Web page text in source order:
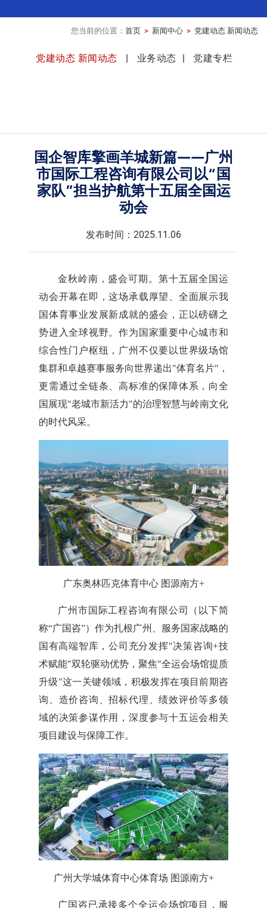
您当前的位置： 首页 > 新闻中心 > 党建动态 新闻动态
党建动态 新闻动态 业务动态 党建专栏
国企智库擎画羊城新篇——广州
市国际工程咨询有限公司以“国
家队”担当护航第十五届全国运
动会
发布时间：2025.11.06
金秋岭南，盛会可期。第十五届全国运
动会开幕在即，这场承载厚望、全面展示我
国体育事业发展新成就的盛会，正以磅礴之
势进入全球视野。作为国家重要中心城市和
综合性门户枢纽，广州不仅要以世界级场馆
集群和卓越赛事服务向世界递出"体育名片"，
更需通过全链条、高标准的保障体系，向全
国展现"老城市新活力"的治理智慧与岭南文化
的时代风采。
广东奥林匹克体育中心 图源南方+
广州市国际工程咨询有限公司（以下简
称“广国咨”）作为扎根广州、服务国家战略的
国有高端智库，公司充分发挥"决策咨询+技
术赋能"双轮驱动优势，聚焦"全运会场馆提质
升级"这一关键领域，积极发挥在项目前期咨
询、造价咨询、招标代理、绩效评价等多领
域的决策参谋作用，深度参与十五运会相关
项目建设与保障工作。
广州大学城体育中心体育场 图源南方+
广国咨已承接多个全运会场馆项目，服